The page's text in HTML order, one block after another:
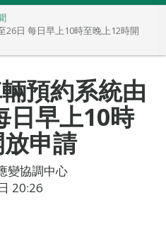
26日 每日早上10時至晚上12時開
預約系統由
日早上10時
申請
變協調中心
20:26